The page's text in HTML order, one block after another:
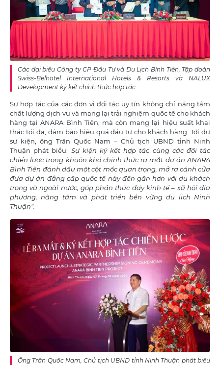
Các đại biểu Công ty CP Đầu Tư và Du Lịch Bình Tiên, Tập đoàn
Swiss-Belhotel International Hotels & Resorts và NALUX
Development ký kết chính thức hợp tác.
Sự hợp tác của các đơn vị đối tác uy tín không chỉ nâng tầm
chất lượng dịch vụ và mang lại trải nghiệm quốc tế cho khách
hàng tại ANARA Bình Tiên, mà còn mang lại hiệu suất khai
thác tối đa, đảm bảo hiệu quả đầu tư cho khách hàng. Tới dự
sự kiện, ông Trần Quốc Nam – Chủ tịch UBND tỉnh Ninh
Thuận phát biểu: Sự kiện ký kết hợp tác cùng các đối tác
chiến lược trong khuôn khổ chính thức ra mắt dự án ANARA
Bình Tiên đánh dấu một cột mốc quan trọng, mở ra cánh cửa
đưa dự án đẳng cấp quốc tế này đến gần hơn với du khách
trong và ngoài nước, góp phần thúc đẩy kinh tế – xã hội địa
phương, nâng tầm và phát triển bền vững du lịch Ninh
Thuận”.
Ông Trần Quốc Nam, Chủ tịch UBND tỉnh Ninh Thuận phát biểu